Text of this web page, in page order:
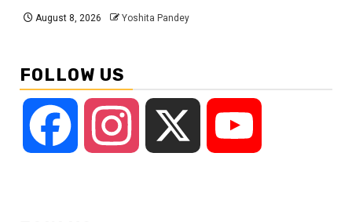
August 8, 2026 Yoshita Pandey
FOLLOW US
Facebook Instagram